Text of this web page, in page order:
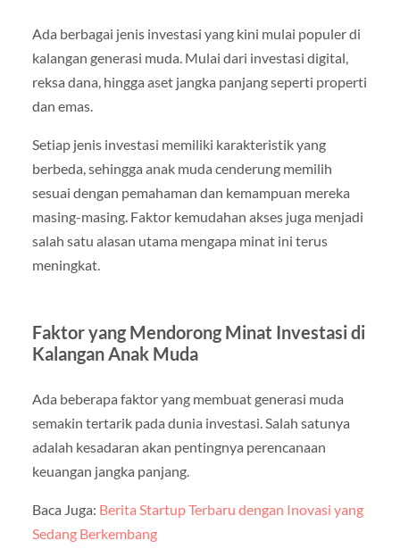
Ada berbagai jenis investasi yang kini mulai populer di
kalangan generasi muda. Mulai dari investasi digital,
reksa dana, hingga aset jangka panjang seperti properti
dan emas.
Setiap jenis investasi memiliki karakteristik yang
berbeda, sehingga anak muda cenderung memilih
sesuai dengan pemahaman dan kemampuan mereka
masing-masing. Faktor kemudahan akses juga menjadi
salah satu alasan utama mengapa minat ini terus
meningkat.
Faktor yang Mendorong Minat Investasi di
Kalangan Anak Muda
Ada beberapa faktor yang membuat generasi muda
semakin tertarik pada dunia investasi. Salah satunya
adalah kesadaran akan pentingnya perencanaan
keuangan jangka panjang.
Baca Juga: Berita Startup Terbaru dengan Inovasi yang
Sedang Berkembang